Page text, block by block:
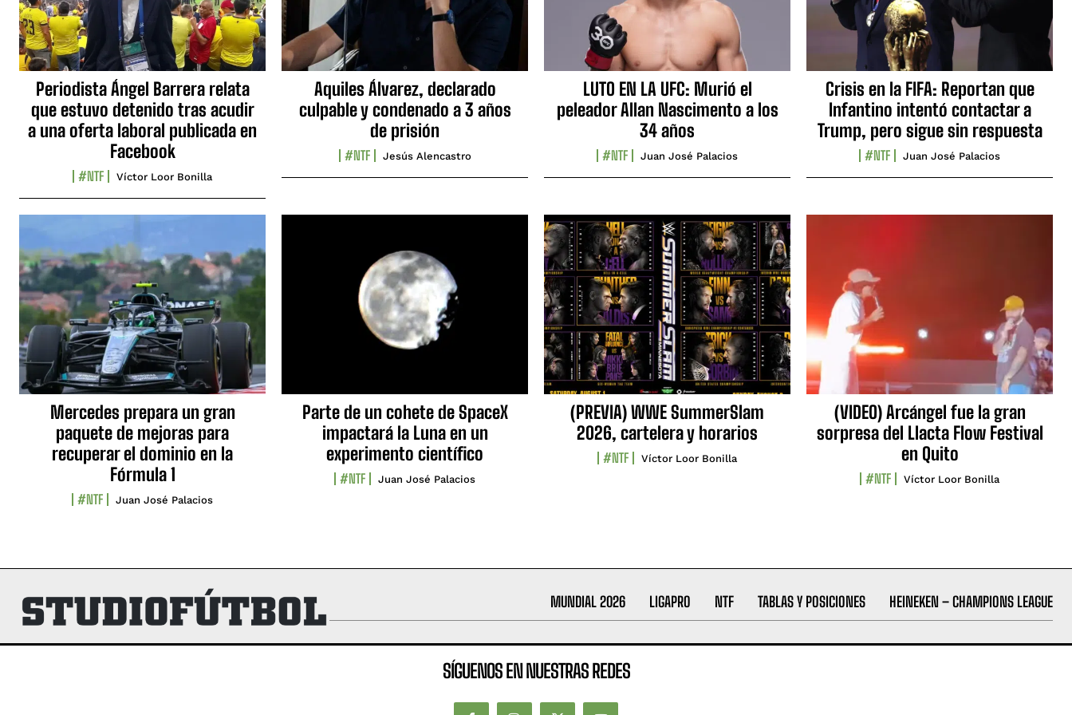
Periodista Ángel Barrera relata
que estuvo detenido tras acudir
a una oferta laboral publicada en
Facebook
#NTF Víctor Loor Bonilla
Aquiles Álvarez, declarado
culpable y condenado a 3 años
de prisión
#NTF Jesús Alencastro
LUTO EN LA UFC: Murió el
peleador Allan Nascimento a los
34 años
#NTF Juan José Palacios
Crisis en la FIFA: Reportan que
Infantino intentó contactar a
Trump, pero sigue sin respuesta
#NTF Juan José Palacios
Mercedes prepara un gran
paquete de mejoras para
recuperar el dominio en la
Fórmula 1
#NTF Juan José Palacios
Parte de un cohete de SpaceX
impactará la Luna en un
experimento científico
#NTF Juan José Palacios
(PREVIA) WWE SummerSlam
2026, cartelera y horarios
#NTF Víctor Loor Bonilla
(VIDEO) Arcángel fue la gran
sorpresa del Llacta Flow Festival
en Quito
#NTF Víctor Loor Bonilla
MUNDIAL 2026 LIGAPRO NTF TABLAS Y POSICIONES HEINEKEN – CHAMPIONS LEAGUE
SÍGUENOS EN NUESTRAS REDES